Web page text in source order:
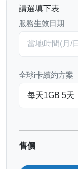
請選填下表
服務生效日期
全球i卡續約方案
售價